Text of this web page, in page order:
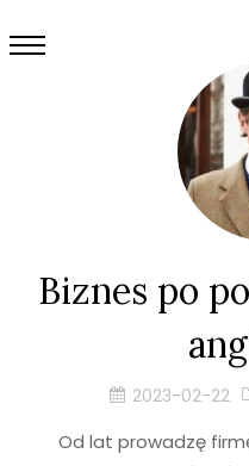
Biznes po
2023-02-22
Od lat prowadzę